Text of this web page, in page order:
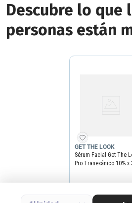
Descubre lo que
personas están
GET THE LOOK
Sérum Facial Get The
Pro Tranexánico 10% x
Precio sin impuestos nacionales